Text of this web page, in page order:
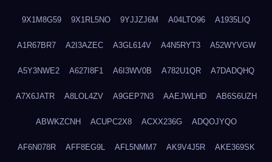
9X1M8G59 9X1RL5NO 9YJJZJ6M A04LTO96 A1935LIQ
A1R67BR7 A2I3AZEC A3GL614V A4N5RYT3 A52WYVGW
A5Y3NWE2 A627I8F1 A6I3WV0B A782U1QR A7DADQHQ
A7X6JATR A8LOL4ZV A9GEP7N3 AAEJWLHD AB6S6UZH
ABWKZCNH ACUPC2X8 ACXX236G ADQOJYQO
AF6N078R AFF8EG9L AFL5NMM7 AK9V4J5R AKE369SK